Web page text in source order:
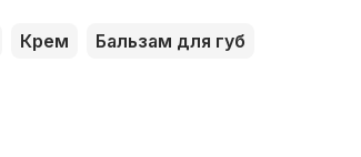
Крем
Бальзам для губ